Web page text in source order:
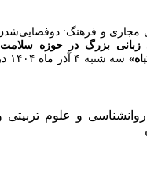
و فرهنگ: دوفضایی‌شدن
بزرگ در حوزه سلامت:
سه شنبه ۴ آذر ماه ۱۴۰۴ در
و علوم تربیتی و